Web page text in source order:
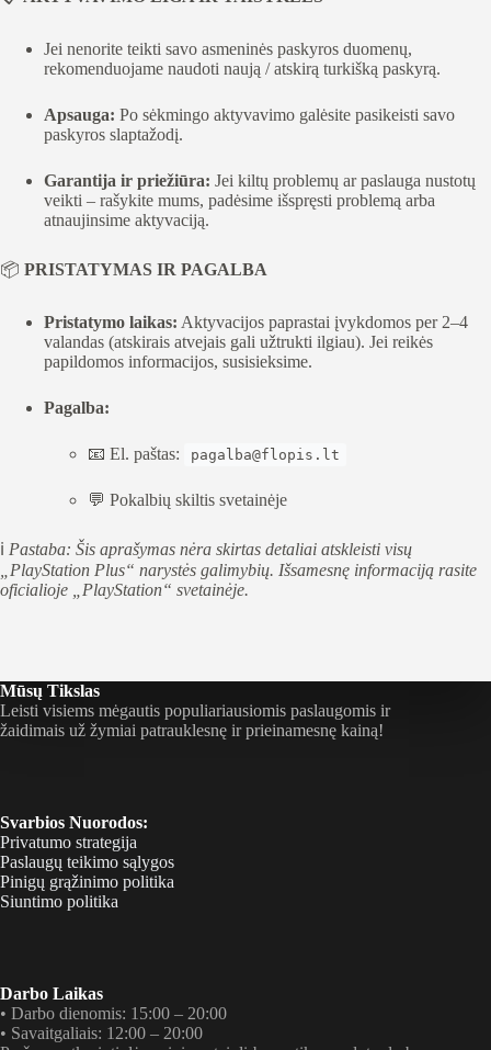
Jei nenorite teikti savo asmeninės paskyros duomenų,
rekomenduojame naudoti naują / atskirą turkišką paskyrą.
Apsauga: Po sėkmingo aktyvavimo galėsite pasikeisti savo
paskyros slaptažodį.
Garantija ir priežiūra: Jei kiltų problemų ar paslauga nustotų
veikti – rašykite mums, padėsime išspręsti problemą arba
atnaujinsime aktyvaciją.
📦 PRISTATYMAS IR PAGALBA
Pristatymo laikas: Aktyvacijos paprastai įvykdomos per 2–4
valandas (atskirais atvejais gali užtrukti ilgiau). Jei reikės
papildomos informacijos, susisieksime.
Pagalba:
📧 El. paštas: pagalba@flopis.lt
💬 Pokalbių skiltis svetainėje
ℹ️ Pastaba: Šis aprašymas nėra skirtas detaliai atskleisti visų
„PlayStation Plus“ narystės galimybių. Išsamesnę informaciją rasite
oficialioje „PlayStation“ svetainėje.
Mūsų Tikslas
Leisti visiems mėgautis populiariausiomis paslaugomis ir
žaidimais už žymiai patrauklesnę ir prieinamesnę kainą!
Svarbios Nuorodos:
Privatumo strategija
Paslaugų teikimo sąlygos
Pinigų grąžinimo politika
Siuntimo politika
Darbo Laikas
• Darbo dienomis: 15:00 – 20:00
• Savaitgaliais: 12:00 – 20:00